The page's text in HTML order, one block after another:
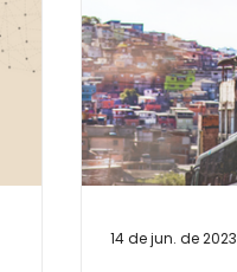
14 de jun. de 2023